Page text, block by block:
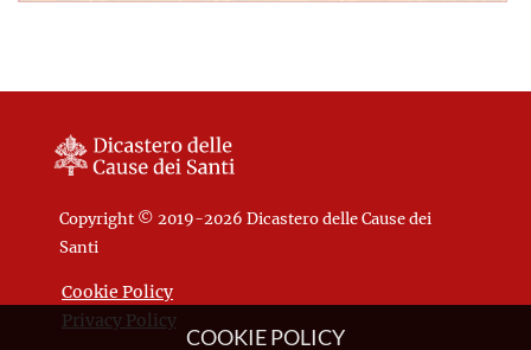
Copyright © 2019-2026 Dicastero delle Cause dei
Santi
Cookie Policy
Privacy Policy
COOKIE POLICY